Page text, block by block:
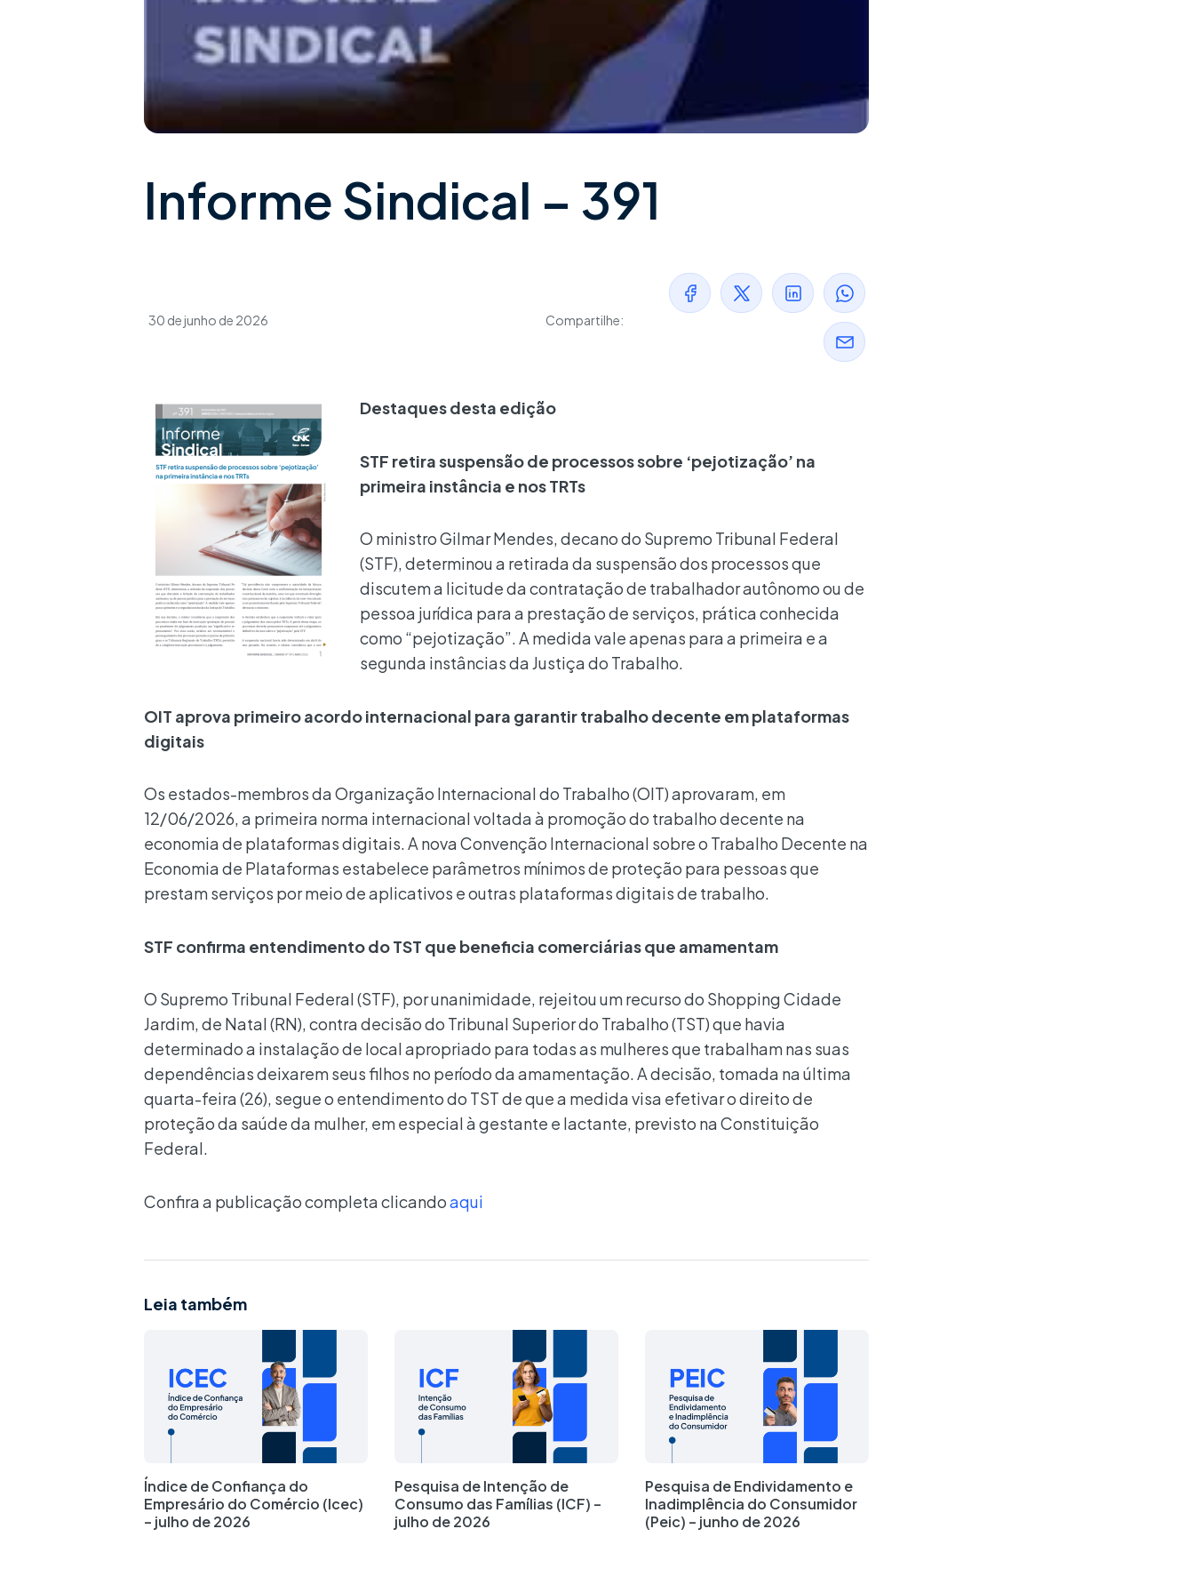
Informe Sindical – 391
30 de junho de 2026 Compartilhe:
Destaques desta edição
STF retira suspensão de processos sobre ‘pejotização’ na
primeira instância e nos TRTs
O ministro Gilmar Mendes, decano do Supremo Tribunal Federal
(STF), determinou a retirada da suspensão dos processos que
discutem a licitude da contratação de trabalhador autônomo ou de
pessoa jurídica para a prestação de serviços, prática conhecida
como “pejotização”. A medida vale apenas para a primeira e a
segunda instâncias da Justiça do Trabalho.
OIT aprova primeiro acordo internacional para garantir trabalho decente em plataformas
digitais
Os estados-membros da Organização Internacional do Trabalho (OIT) aprovaram, em
12/06/2026, a primeira norma internacional voltada à promoção do trabalho decente na
economia de plataformas digitais. A nova Convenção Internacional sobre o Trabalho Decente na
Economia de Plataformas estabelece parâmetros mínimos de proteção para pessoas que
prestam serviços por meio de aplicativos e outras plataformas digitais de trabalho.
STF confirma entendimento do TST que beneficia comerciárias que amamentam
O Supremo Tribunal Federal (STF), por unanimidade, rejeitou um recurso do Shopping Cidade
Jardim, de Natal (RN), contra decisão do Tribunal Superior do Trabalho (TST) que havia
determinado a instalação de local apropriado para todas as mulheres que trabalham nas suas
dependências deixarem seus filhos no período da amamentação. A decisão, tomada na última
quarta-feira (26), segue o entendimento do TST de que a medida visa efetivar o direito de
proteção da saúde da mulher, em especial à gestante e lactante, previsto na Constituição
Federal.
Confira a publicação completa clicandoaqui
Leia também
Índice de Confiança do
Empresário do Comércio (Icec)
– julho de 2026
Pesquisa de Intenção de
Consumo das Famílias (ICF) –
julho de 2026
Pesquisa de Endividamento e
Inadimplência do Consumidor
(Peic) – junho de 2026